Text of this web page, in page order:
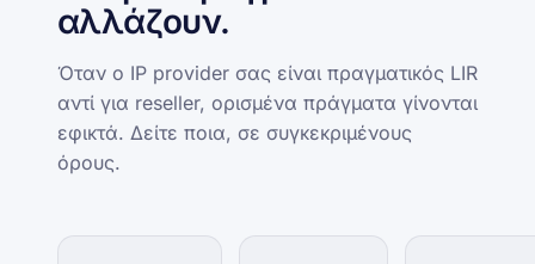
αλλάζουν.
Όταν ο IP provider σας είναι πραγματικός LIR
αντί για reseller, ορισμένα πράγματα γίνονται
εφικτά. Δείτε ποια, σε συγκεκριμένους
όρους.